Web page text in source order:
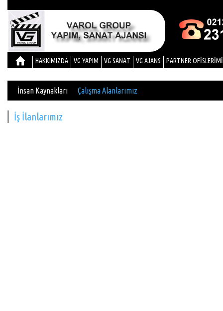
HAKKIMIZDA VG YAPIM VG SANAT VG AJANS PARTNER
İnsan Kaynakları Çalışma Alanlarımız
İş İlanlarımız